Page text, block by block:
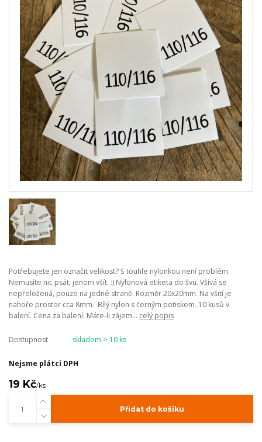
Potřebujete jen označit velikost? S touhle nylonkou není problém.
Nemusíte nic psát, jenom všít. :) Nylonová etiketa do švu. Všívá se
nepřeložená, pouze na jedné straně. Rozměr 20x20mm. Na všití je
nahoře prostor cca 8mm. Bílý nylon s černým potiskem. 10 kusů v
balení. Cena za balení. Máte-li zájem... celý popis
Dostupnost skladem > 10 ks
Nejsme plátci DPH
19 Kč/ks
Přidat do košíku